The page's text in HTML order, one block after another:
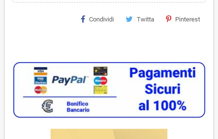
Condividi Twitta Pinterest